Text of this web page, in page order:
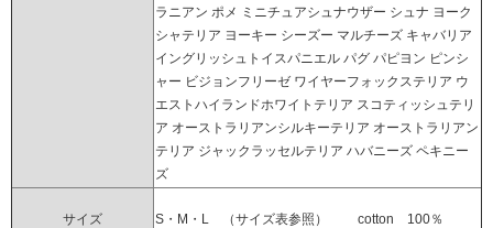
ラニアン ポメ ミニチュアシュナウザー シュナ ヨーク
シャテリア ヨーキー シーズー マルチーズ キャバリア
イングリッシュトイスパニエル パグ パピヨン ピンシ
ャー ビジョンフリーゼ ワイヤーフォックステリア ウ
エストハイランドホワイトテリア スコティッシュテリ
ア オーストラリアンシルキーテリア オーストラリアン
テリア ジャックラッセルテリア ハバニーズ ペキニー
ズ
サイズ S・M・L （サイズ表参照） cotton 100％